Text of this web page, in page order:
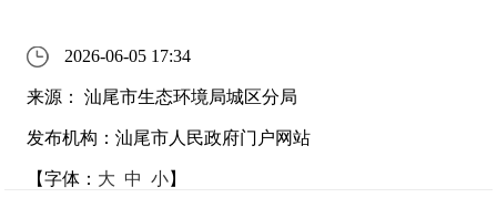
2026-06-05 17:34
来源： 汕尾市生态环境局城区分局
发布机构：汕尾市人民政府门户网站
【字体： 大 中 小】